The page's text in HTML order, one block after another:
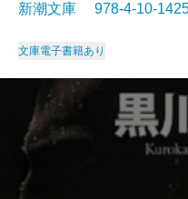
新潮文庫 978-4-10-
文庫電子書籍あり